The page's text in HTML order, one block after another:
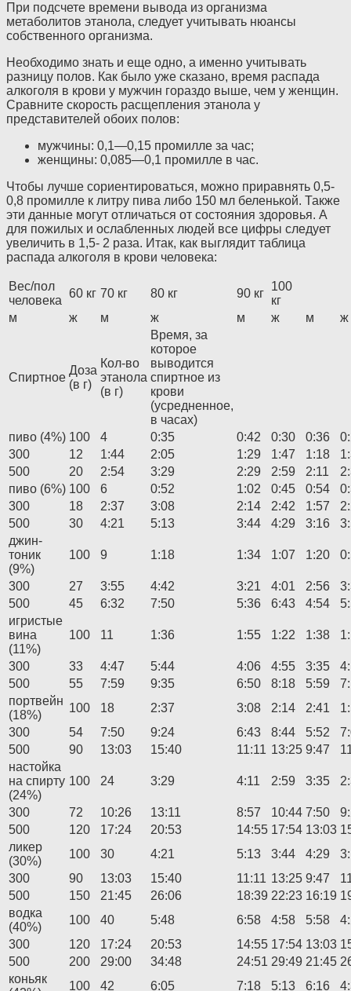
При подсчете времени вывода из организма
метаболитов этанола, следует учитывать нюансы
собственного организма.
Необходимо знать и еще одно, а именно учитывать
разницу полов. Как было уже сказано, время распада
алкоголя в крови у мужчин гораздо выше, чем у женщин.
Сравните скорость расщепления этанола у
представителей обоих полов:
мужчины: 0,1—0,15 промилле за час;
женщины: 0,085—0,1 промилле в час.
Чтобы лучше сориентироваться, можно приравнять 0,5-
0,8 промилле к литру пива либо 150 мл беленькой. Также
эти данные могут отличаться от состояния здоровья. А
для пожилых и ослабленных людей все цифры следует
увеличить в 1,5- 2 раза. Итак, как выглядит таблица
распада алкоголя в крови человека:
Вес/пол
человека
60 кг 70 кг 80 кг 90 кг
100
кг
м
ж м ж м ж м ж
Спиртное
Доза
(в г)
Кол-во
этанола
(в г)
Время, за
которое
выводится
спиртное из
крови
(усредненное,
в часах)
пиво (4%) 100 4 0:35 0:42 0:30 0:36
300
12 1:44 2:05 1:29 1:47 1:18
500
20 2:54 3:29 2:29 2:59 2:11
пиво (6%) 100 6 0:52 1:02 0:45 0:54
300
18 2:37 3:08 2:14 2:42 1:57
500
30 4:21 5:13 3:44 4:29 3:16
джин-
тоник
(9%)
100 9 1:18 1:34 1:07 1:20
300 27 3:55 4:42 3:21 4:01 2:56
500
45 6:32 7:50 5:36 6:43 4:54
игристые
вина
(11%)
100 11 1:36 1:55 1:22 1:38
300 33 4:47 5:44 4:06 4:55 3:35
500
55 7:59 9:35 6:50 8:18 5:59
портвейн
(18%)
100 18 2:37 3:08 2:14 2:41
300
54 7:50 9:24 6:43 8:44 5:52
500
90 13:03 15:40 11:11 13:25 9:47
настойка
на спирту
(24%)
100 24 3:29 4:11 2:59 3:35
300 72 10:26 13:11 8:57 10:44 7:50
500
120 17:24 20:53 14:55 17:54 13:03
ликер
(30%)
100 30 4:21 5:13 3:44 4:29
300
90 13:03 15:40 11:11 13:25 9:47
500
150 21:45 26:06 18:39 22:23 16:19
водка
(40%)
100 40 5:48 6:58 4:58 5:58
300
120 17:24 20:53 14:55 17:54 13:03
500
200 29:00 34:48 24:51 29:49 21:45
коньяк
100 42 6:05 7:18 5:13 6:16